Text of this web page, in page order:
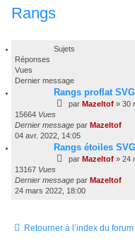
Rangs
Sujets
Réponses
Vues
Dernier message
Rangs proflat SVG
par Mazeltof » 30
15664 Vues
Dernier message par Mazeltof
04 avr. 2022, 14:05
Rangs étoiles SVG
par Mazeltof » 24
13167 Vues
Dernier message par Mazeltof
24 mars 2022, 18:00
Retourner à l’index du forum